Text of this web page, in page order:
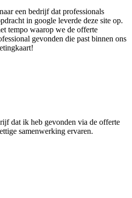
een bedrijf dat professionals
in google leverde deze site op.
tempo waarop we de offerte
gevonden die past binnen ons
dat ik heb gevonden via de offerte
samenwerking ervaren.